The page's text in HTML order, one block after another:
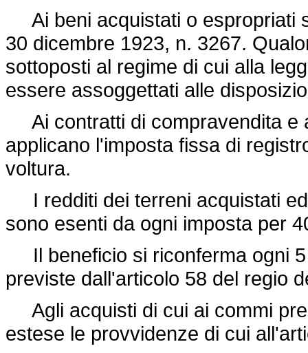
Ai beni acquistati o espropriati
30 dicembre 1923, n. 3267.
sottoposti al regime di cui alla
essere assoggettati alle
Ai contratti di compravendita e
applicano l'imposta fissa di
voltura.
I redditi dei terreni acquistati
sono esenti da ogni imposta per
Il beneficio si riconferma ogni
previste dall'articolo 58 del regio
Agli acquisti di cui ai commi
estese le provvidenze di cui